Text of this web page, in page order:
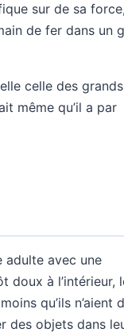
sur de sa force,
de fer dans un
celle des grands
même qu’il a par
adulte avec une
doux à l’intérieur,
qu’ils n’aient
des objets dans